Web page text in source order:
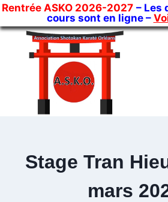
Rentrée ASKO 2026-2027 – Les
cours sont en ligne –
Skip
Stage Tran
mars